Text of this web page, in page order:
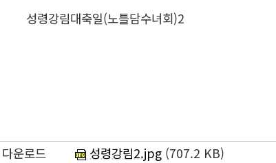
성령강림대축일(노틀담수녀회)2
다운로드 성령강림2.jpg (707.2 KB)